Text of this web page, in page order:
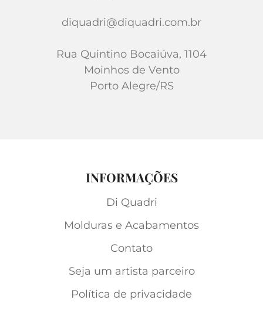
diquadri@diquadri.com.br
Rua Quintino Bocaiúva, 1104
Moinhos de Vento
Porto Alegre/RS
INFORMAÇÕES
Di Quadri
Molduras e Acabamentos
Contato
Seja um artista parceiro
Política de privacidade